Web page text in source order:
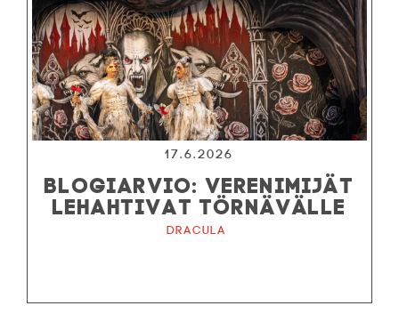
17.6.2026
BLOGIARVIO: VERENIMIJÄT
LEHAHTIVAT TÖRNÄVÄLLE
Dracula